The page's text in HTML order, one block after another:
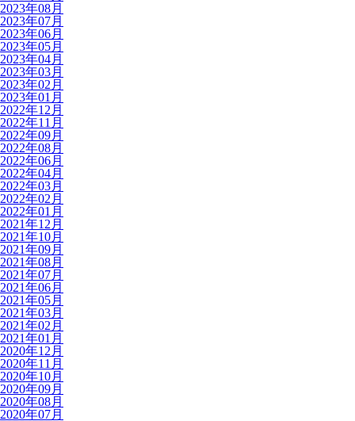
2023年08月
2023年07月
2023年06月
2023年05月
2023年04月
2023年03月
2023年02月
2023年01月
2022年12月
2022年11月
2022年09月
2022年08月
2022年06月
2022年04月
2022年03月
2022年02月
2022年01月
2021年12月
2021年10月
2021年09月
2021年08月
2021年07月
2021年06月
2021年05月
2021年03月
2021年02月
2021年01月
2020年12月
2020年11月
2020年10月
2020年09月
2020年08月
2020年07月